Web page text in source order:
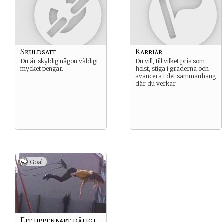
Skuldsatt
Du är skyldig någon väldigt
mycket pengar.
Karriär
Du vill, till vilket pris som
helst, stiga i graderna och
avancera i det sammanhang
där du verkar .
Goal
Ett uppenbart dåligt